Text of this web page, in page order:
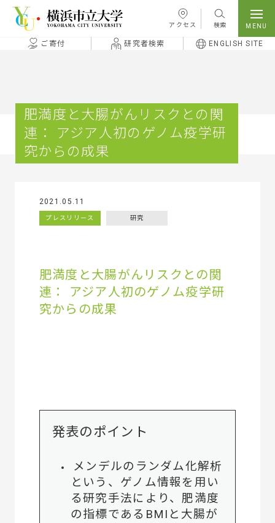
本文へ移動
アクセス 検索
ご寄付 研究者検索 ENGLISH SITE
肥満度と大腸がんリスクとの関
連： アジア人初のゲノム疫学研
究からの成果
2021.05.11
プレスリリース 研究
肥満度と大腸がんリスクとの関
連： アジア人初のゲノム疫学研
究からの成果
発表のポイント
メンデルのランダム化解析
という、ゲノム情報を用い
る研究手法により、肥満度
の指標であるBMIと大腸が